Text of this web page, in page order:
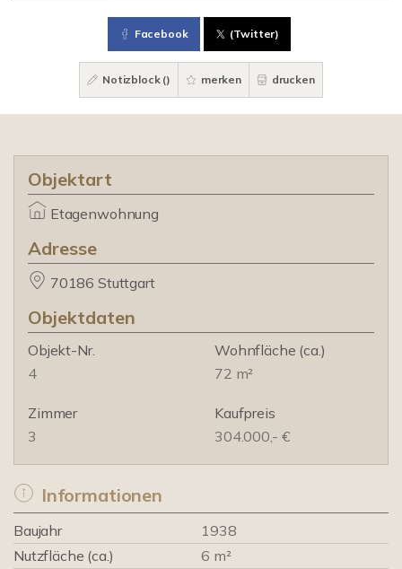
Facebook (Twitter)
Notizblock () merken drucken
Objektart
Etagenwohnung
Adresse
70186 Stuttgart
Objektdaten
Objekt-Nr.
4
Wohnfläche (ca.)
72 m²
Zimmer
3
Kaufpreis
304.000,- €
Informationen
Baujahr
1938
Nutzfläche (ca.)
6 m²